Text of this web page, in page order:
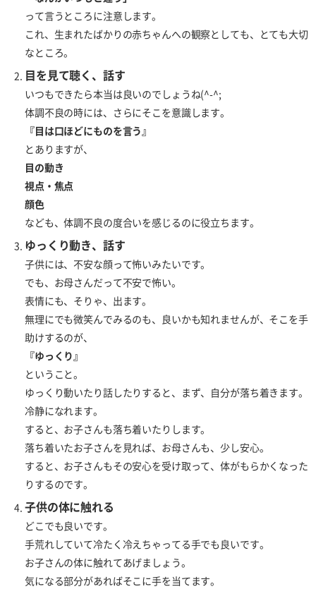
って言うところに注意します。
これ、生まれたばかりの赤ちゃんへの観察としても、とても大切
なところ。
目を見て聴く、話す
いつもできたら本当は良いのでしょうね(^-^;
体調不良の時には、さらにそこを意識します。
『目は口ほどにものを言う』
とありますが、
目の動き
視点・焦点
顔色
なども、体調不良の度合いを感じるのに役立ちます。
ゆっくり動き、話す
子供には、不安な顔って怖いみたいです。
でも、お母さんだって不安で怖い。
表情にも、そりゃ、出ます。
無理にでも微笑んでみるのも、良いかも知れませんが、そこを手
助けするのが、
『ゆっくり』
ということ。
ゆっくり動いたり話したりすると、まず、自分が落ち着きます。
冷静になれます。
すると、お子さんも落ち着いたりします。
落ち着いたお子さんを見れば、お母さんも、少し安心。
すると、お子さんもその安心を受け取って、体がもらかくなった
りするのです。
子供の体に触れる
どこでも良いです。
手荒れしていて冷たく冷えちゃってる手でも良いです。
お子さんの体に触れてあげましょう。
気になる部分があればそこに手を当てます。